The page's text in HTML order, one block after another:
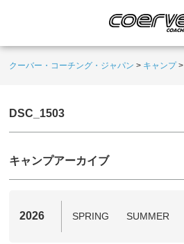
クーバー・コーチング・ジャパン > キャンプ>
DSC_1503
キャンプアーカイブ
2026 SPRING SUMMER